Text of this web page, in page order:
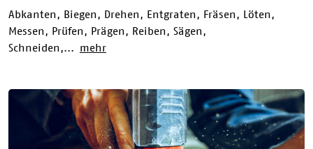
Abkanten, Biegen, Drehen, Entgraten, Fräsen, Löten,
Messen, Prüfen, Prägen, Reiben, Sägen,
Schneiden,... mehr